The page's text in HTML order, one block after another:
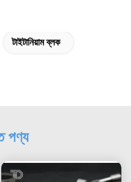
টাইটানিয়াম ব্লক
পণ্য